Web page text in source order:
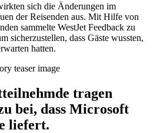
sich die Änderungen im
der Reisenden aus. Mit Hilfe von
sammelte WestJet Feedback zu
sicherzustellen, dass Gäste wussten,
hatten.
tragen
bei, dass Microsoft
liefert.